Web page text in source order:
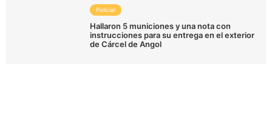
Policial
Hallaron 5 municiones y una nota con
instrucciones para su entrega en el exterior
de Cárcel de Angol